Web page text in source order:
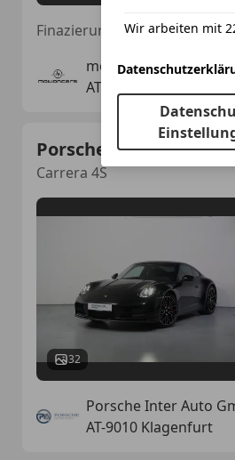
Finazierung ohne Anzahlung
motioncars gmbh
AT-8301 Kainbach bei
Porsche 911
Carrera 4S
32
Porsche Inter Auto
AT-9010 Klagenfurt
Wir arbeiten mit